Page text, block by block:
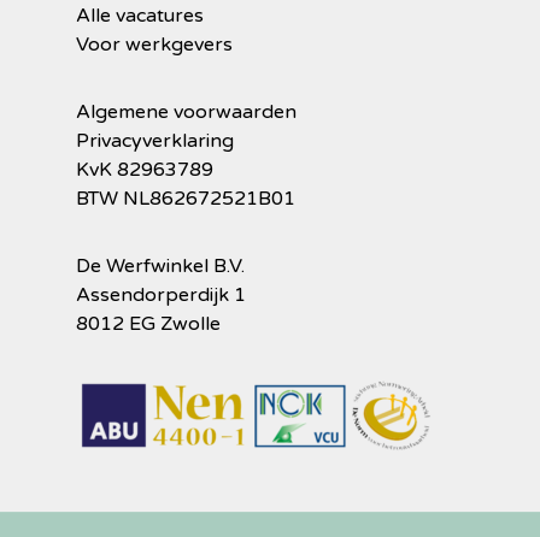
Alle vacatures
Voor werkgevers
Algemene voorwaarden
Privacyverklaring
KvK 82963789
BTW NL862672521B01
De Werfwinkel B.V.
Assendorperdijk 1
8012 EG Zwolle